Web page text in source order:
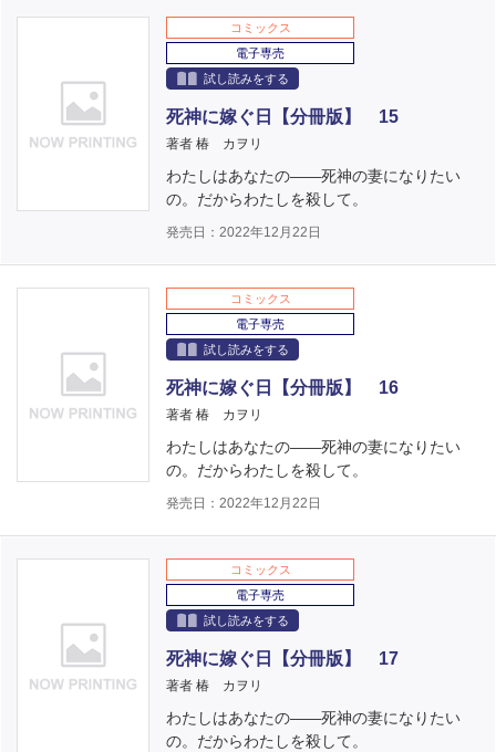
コミックス
電子専売
試し読みをする
死神に嫁ぐ日【分冊版】 15
著者 椿 カヲリ
わたしはあなたの――死神の妻になりたい
の。だからわたしを殺して。
発売日：2022年12月22日
コミックス
電子専売
試し読みをする
死神に嫁ぐ日【分冊版】 16
著者 椿 カヲリ
わたしはあなたの――死神の妻になりたい
の。だからわたしを殺して。
発売日：2022年12月22日
コミックス
電子専売
試し読みをする
死神に嫁ぐ日【分冊版】 17
著者 椿 カヲリ
わたしはあなたの――死神の妻になりたい
の。だからわたしを殺して。